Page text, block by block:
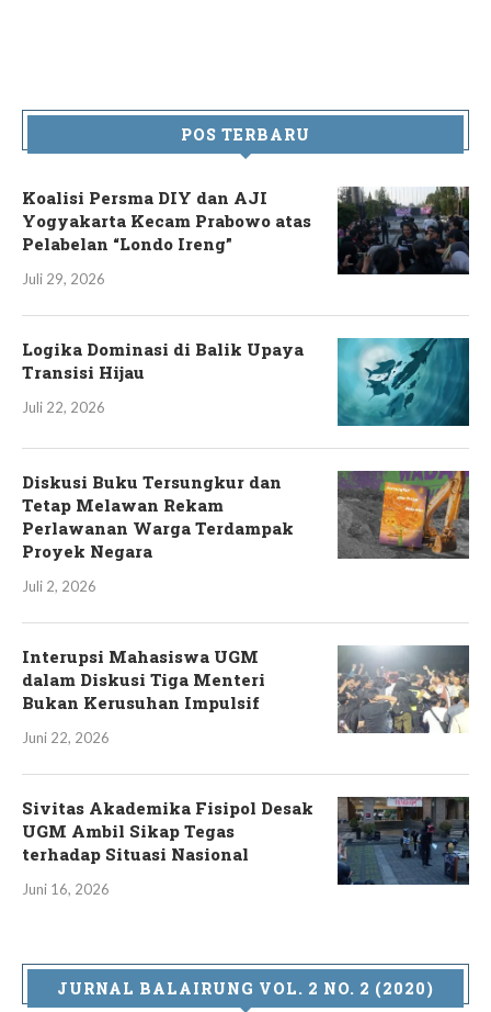
POS TERBARU
Koalisi Persma DIY dan AJI
Yogyakarta Kecam Prabowo atas
Pelabelan “Londo Ireng”
Juli 29, 2026
Logika Dominasi di Balik Upaya
Transisi Hijau
Juli 22, 2026
Diskusi Buku Tersungkur dan
Tetap Melawan Rekam
Perlawanan Warga Terdampak
Proyek Negara
Juli 2, 2026
Interupsi Mahasiswa UGM
dalam Diskusi Tiga Menteri
Bukan Kerusuhan Impulsif
Juni 22, 2026
Sivitas Akademika Fisipol Desak
UGM Ambil Sikap Tegas
terhadap Situasi Nasional
Juni 16, 2026
JURNAL BALAIRUNG VOL. 2 NO. 2 (2020)